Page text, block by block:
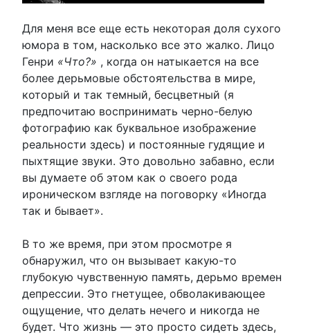
Для меня все еще есть некоторая доля сухого
юмора в том, насколько все это жалко. Лицо
Генри «Что?» , когда он натыкается на все
более дерьмовые обстоятельства в мире,
который и так темный, бесцветный (я
предпочитаю воспринимать черно-белую
фотографию как буквальное изображение
реальности здесь) и постоянные гудящие и
пыхтящие звуки. Это довольно забавно, если
вы думаете об этом как о своего рода
ироническом взгляде на поговорку «Иногда
так и бывает».
В то же время, при этом просмотре я
обнаружил, что он вызывает какую-то
глубокую чувственную память, дерьмо времен
депрессии. Это гнетущее, обволакивающее
ощущение, что делать нечего и никогда не
будет. Что жизнь — это просто сидеть здесь,